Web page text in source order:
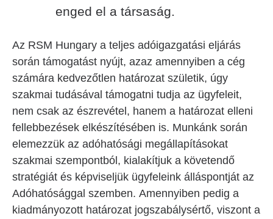
enged el a társaság.
Az RSM Hungary a teljes adóigazgatási eljárás
során támogatást nyújt, azaz amennyiben a cég
számára kedvezőtlen határozat születik, úgy
szakmai tudásával támogatni tudja az ügyfeleit,
nem csak az észrevétel, hanem a határozat elleni
fellebbezések elkészítésében is. Munkánk során
elemezzük az adóhatósági megállapításokat
szakmai szempontból, kialakítjuk a követendő
stratégiát és képviseljük ügyfeleink álláspontját az
Adóhatósággal szemben. Amennyiben pedig a
kiadmányozott határozat jogszabálysértő, viszont a